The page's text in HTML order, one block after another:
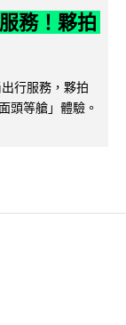
務！夥拍
行服務，夥拍
頭等艙」體驗。